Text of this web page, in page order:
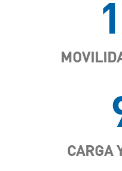
CARGA